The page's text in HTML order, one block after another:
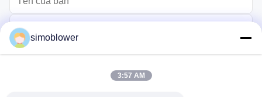
simoblower
3:57 AM